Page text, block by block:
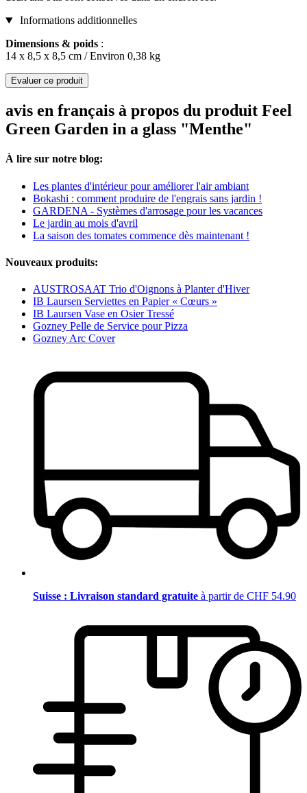
Informations additionnelles
Dimensions & poids :
14 x 8,5 x 8,5 cm / Environ 0,38 kg
Evaluer ce produit
avis en français à propos du produit Feel
Green Garden in a glass "Menthe"
À lire sur notre blog:
Les plantes d'intérieur pour améliorer l'air ambiant
Bokashi : comment produire de l'engrais sans jardin !
GARDENA - Systèmes d'arrosage pour les vacances
Le jardin au mois d'avril
La saison des tomates commence dès maintenant !
Nouveaux produits:
AUSTROSAAT Trio d'Oignons à Planter d'Hiver
IB Laursen Serviettes en Papier « Cœurs »
IB Laursen Vase en Osier Tressé
Gozney Pelle de Service pour Pizza
Gozney Arc Cover
Suisse : Livraison standard gratuite à partir de CHF 54.90